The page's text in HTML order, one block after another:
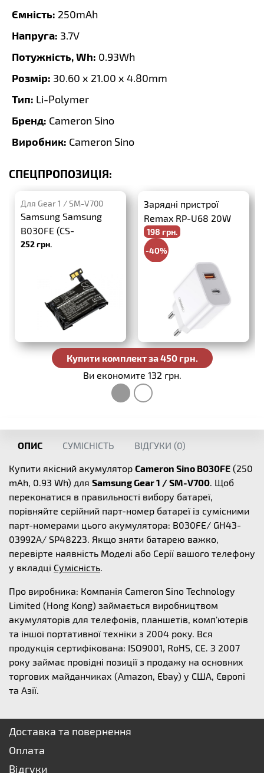
Ємність: 250mAh
Напруга: 3.7V
Потужність, Wh: 0.93Wh
Розмір: 30.60 x 21.00 x 4.80mm
Тип: Li-Polymer
Бренд: Cameron Sino
Виробник: Cameron Sino
СПЕЦПРОПОЗИЦІЯ:
Для Gear 1 / SM-V700
Samsung Samsung
B030FE (CS-
SMV700SH)
252 грн.
Зарядні пристрої
Remax RP-U68 20W
PD+QC3.0
198 грн.
-40%
Купити комплект за 450 грн.
Ви економите 132 грн.
ОПИС СУМІСНІСТЬ ВІДГУКИ (0)
Купити якісний акумулятор Cameron Sino B030FE (250
mAh, 0.93 Wh) для Samsung Gear 1 / SM-V700. Щоб
переконатися в правильності вибору батареї,
порівняйте серійний парт-номер батареї із сумісними
парт-номерами цього акумулятора: B030FE/ GH43-
03992A/ SP48223. Якщо зняти батарею важко,
перевірте наявність Моделі або Серії вашого телефону
у вкладці Сумісність.
Про виробника: Компанія Cameron Sino Technology
Limited (Hong Kong) займається виробництвом
акумуляторів для телефонів, планшетів, комп'ютерів
та іншої портативної техніки з 2004 року. Вся
продукція сертифікована: ISO9001, RoHS, CE. З 2007
року займає провідні позиції з продажу на основних
торгових майданчиках (Amazon, Ebay) у США, Європі
та Азії.
Доставка та повернення
Оплата
Відгуки